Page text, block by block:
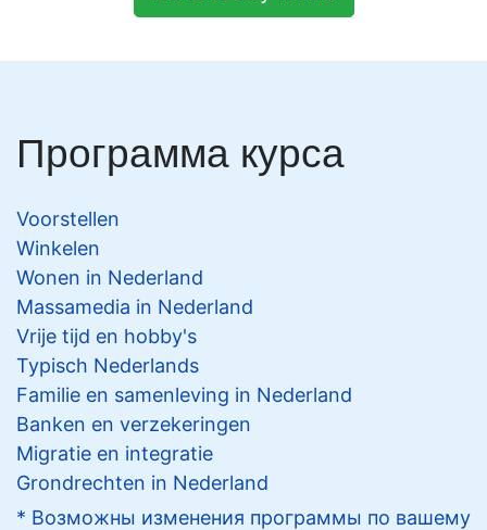
Программа курса
Voorstellen
Winkelen
Wonen in Nederland
Massamedia in Nederland
Vrije tijd en hobby's
Typisch Nederlands
Familie en samenleving in Nederland
Banken en verzekeringen
Migratie en integratie
Grondrechten in Nederland
* Возможны изменения программы по вашему